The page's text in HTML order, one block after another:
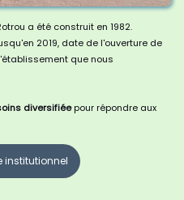
a été construit en 1982.
2019, date de l'ouverture de
que nous
diversifiéepour répondre aux
institutionnel